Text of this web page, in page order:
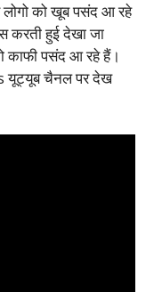
लोगो को खूब पसंद आ रहे
करती हुई देखा जा
काफी पसंद आ रहे हैं।
यूट्यूब चैनल पर देख